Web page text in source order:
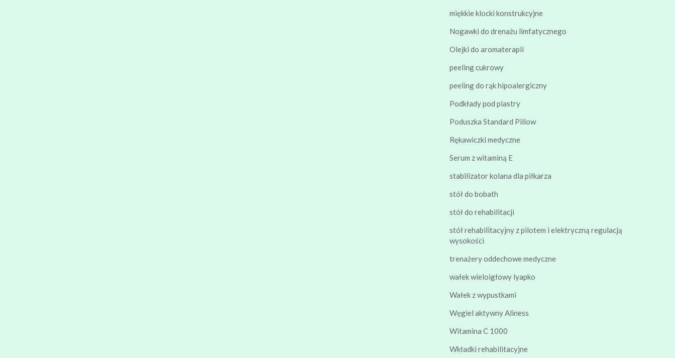
miękkie klocki konstrukcyjne
Nogawki do drenażu limfatycznego
Olejki do aromaterapii
peeling cukrowy
peeling do rąk hipoalergiczny
Podkłady pod plastry
Poduszka Standard Pillow
Rękawiczki medyczne
Serum z witaminą E
stabilizator kolana dla piłkarza
stół do bobath
stół do rehabilitacji
stół rehabilitacyjny z pilotem i elektryczną regulacją
wysokości
trenażery oddechowe medyczne
wałek wieloigłowy lyapko
Wałek z wypustkami
Węgiel aktywny Aliness
Witamina C 1000
Wkładki rehabilitacyjne